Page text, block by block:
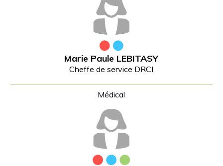
Marie Paule LEBITASY
Cheffe de service DRCI